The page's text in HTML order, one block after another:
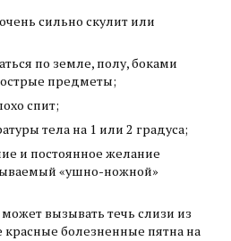
сильно скулит или
по земле, полу, боками
острые предметы;
спит;
тела на 1 или 2 градуса;
и постоянное желание
«ушно-ножной»
вызывать течь слизи из
красные болезненные пятна на